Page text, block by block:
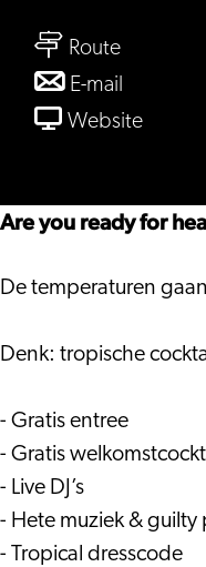
Routenaar
Tropische
Party
de
E-mail
Tropische
COC
Kroon
Websitevan
@
de
Are you ready for
De temperaturen
Denk: tropische
- Gratis entree
- Gratis
- Live DJ’s
- Hete muziek & guilty
- Tropical dresscode